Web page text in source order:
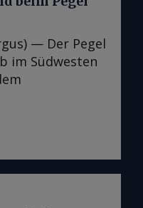
— Der Pegel
im Südwesten
Elwis
gemessenen
Der